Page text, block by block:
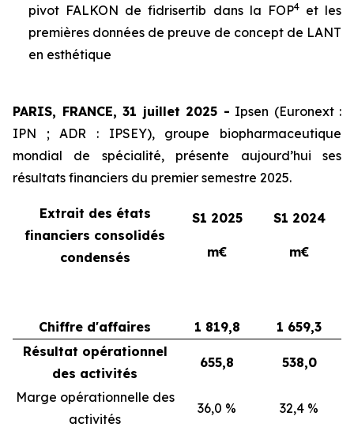
pivot FALKON de fidrisertib dans la FOP4et les
premières données de preuve de concept de LANT
en esthétique
PARIS, FRANCE, 31 juillet 2025 - Ipsen (Euronext :
IPN ; ADR : IPSEY), groupe biopharmaceutique
mondial de spécialité, présente aujourd’hui ses
résultats financiers du premier semestre 2025.
Extrait des états
financiers consolidés
condensés
S1 2025 S1 2024
m€ m€
Chiffre d'affaires 1 819,8
1 659,3
Résultat opérationnel
des activités
655,8 538,0
Marge opérationnelle des
activités
36,0 % 32,4 %